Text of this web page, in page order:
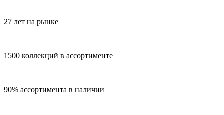
27 лет на рынке
1500 коллекций в ассортименте
90% ассортимента в наличии